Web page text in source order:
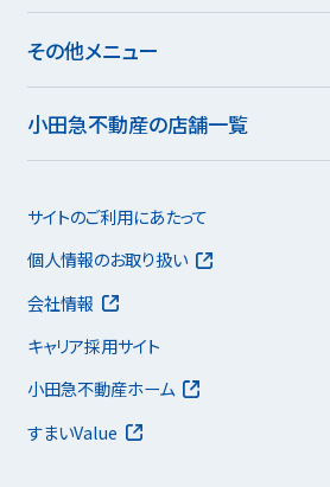
その他メニュー
小田急不動産の店舗一覧
サイトのご利用にあたって
個人情報のお取り扱い
会社情報
キャリア採用サイト
小田急不動産ホーム
すまいValue